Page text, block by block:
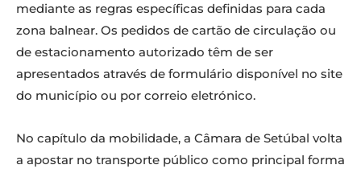
mediante as regras específicas definidas para cada
zona balnear. Os pedidos de cartão de circulação ou
de estacionamento autorizado têm de ser
apresentados através de formulário disponível no site
do município ou por correio eletrónico.
No capítulo da mobilidade, a Câmara de Setúbal volta
a apostar no transporte público como principal forma